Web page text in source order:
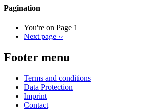
Pagination
You're on Page 1
Next page ››
Footer menu
Terms and conditions
Data Protection
Imprint
Contact